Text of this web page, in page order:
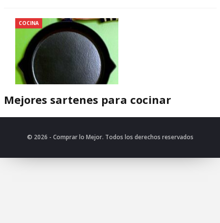
COCINA
Mejores sartenes para cocinar
© 2026 - Comprar lo Mejor. Todos los derechos reservados